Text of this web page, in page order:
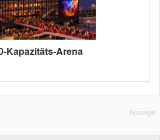
Kapazitäts-Arena
Anzeige